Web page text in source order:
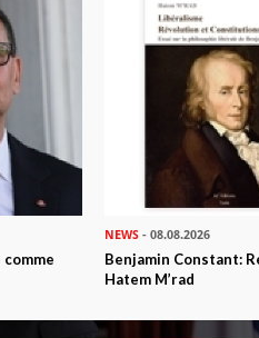
NEWS - 08.08.2026
Benjamin Constant:
Hatem M’rad